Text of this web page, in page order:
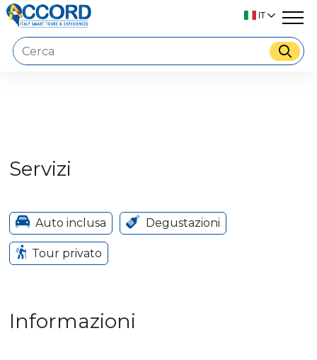
IT
Servizi
Auto inclusa Degustazioni
Tour privato
Informazioni